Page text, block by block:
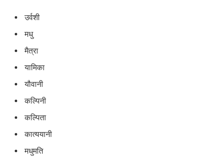
उर्वशी
मधु
मैत्रा
यामिका
यौवानी
कल्पिनी
कल्पिता
कात्ययानी
मधुमति